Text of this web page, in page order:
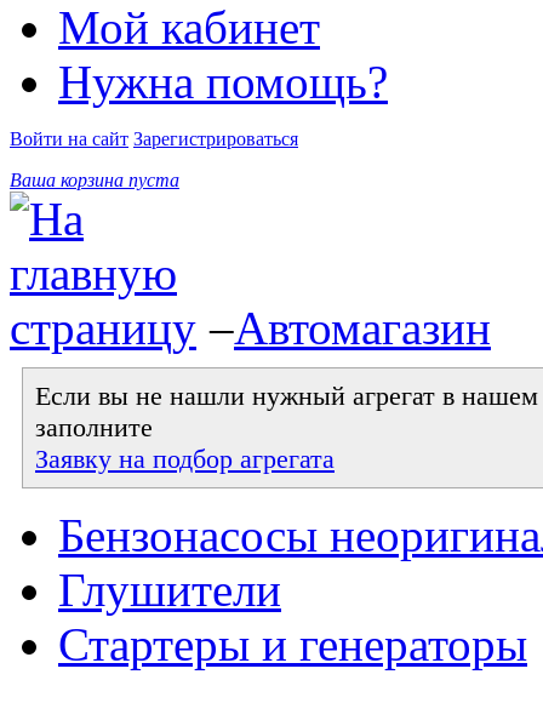
Мой кабинет
Нужна помощь?
Войти на сайт Зарегистрироваться
Ваша корзина пуста
–Автомагазин
Если вы не нашли нужный агрегат в нашем
заполните
Заявку на подбор агрегата
Бензонасосы
Глушители
Стартеры и генераторы